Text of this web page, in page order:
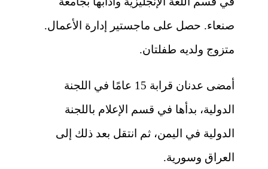
صنعاء. حصل على ماجستير إدارة الأعمال.
متزوج ولديه طفلتان.
أمضى عدنان قرابة 15 عامًا في اللجنة
الدولية، بدأها في قسم الإعلام باللجنة
الدولية في اليمن، ثم انتقل بعد ذلك إلى
العراق وسورية.